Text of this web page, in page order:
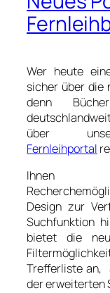
Wer heute
sicher über die
denn
über
Fernleihportal
Ihnen
Design zur
Suchfunktion
bietet die
Trefferliste an,
der erweiterten